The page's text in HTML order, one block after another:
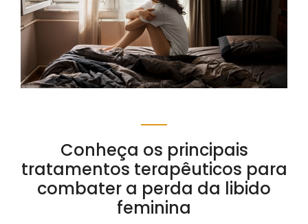
Conheça os principais
tratamentos terapêuticos para
combater a perda da libido
feminina